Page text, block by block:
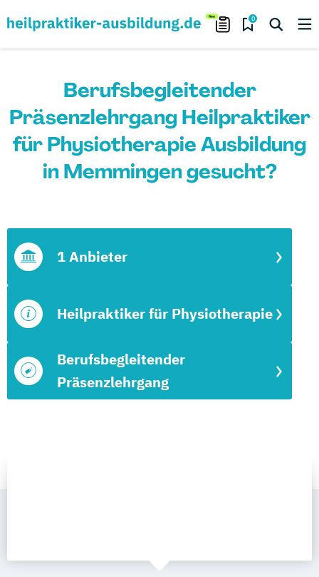
0
Berufsbegleitender
Präsenzlehrgang Heilpraktiker
für Physiotherapie Ausbildung
in Memmingen gesucht?
Berufsbegleitender
Präsenzlehrgang
Heilpraktiker für Physiotherapie
1 Anbieter